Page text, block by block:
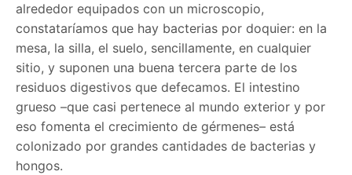
alrededor equipados con un microscopio,
constataríamos que hay bacterias por doquier: en la
mesa, la silla, el suelo, sencillamente, en cualquier
sitio, y suponen una buena tercera parte de los
residuos digestivos que defecamos. El intestino
grueso –que casi pertenece al mundo exterior y por
eso fomenta el crecimiento de gérmenes– está
colonizado por grandes cantidades de bacterias y
hongos.